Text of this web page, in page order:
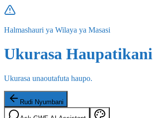
Halmashauri ya Wilaya ya Masasi
Ukurasa Haupatikani
Ukurasa unaoutafuta haupo.
Rudi Nyumbani